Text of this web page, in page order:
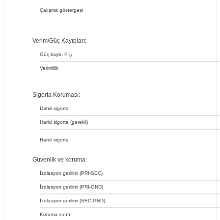
Çalışma göstergesi
Verim/Güç Kayıpları:
Güç kaybı P v
Verimlilik
Sigorta Koruması:
Dahili sigorta
Harici sigorta (gerekli)
Harici sigorta
Güvenlik ve koruma:
İzolasyon gerilimi (PRI-SEC)
İzolasyon gerilimi (PRI-GND)
İzolasyon gerilimi (SEC-GND)
Koruma sınıfı